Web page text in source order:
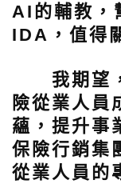
AI的輔教，
IDA，值得
我期望，
險從業人員
蘊，提升事
保險行銷集
從業人員的